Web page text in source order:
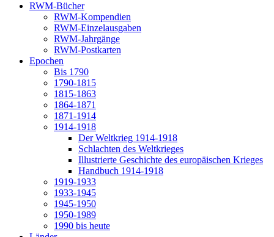
RWM-Bücher
RWM-Kompendien
RWM-Einzelausgaben
RWM-Jahrgänge
RWM-Postkarten
Epochen
Bis 1790
1790-1815
1815-1863
1864-1871
1871-1914
1914-1918
Der Weltkrieg 1914-1918
Schlachten des Weltkrieges
Illustrierte Geschichte des europäischen Krieges
Handbuch 1914-1918
1919-1933
1933-1945
1945-1950
1950-1989
1990 bis heute